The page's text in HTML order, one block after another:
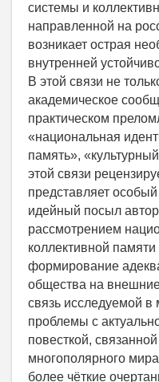
системы и
направленной на
возникает острая
внутренней
В этой связи не
академическое
практическом
«национальная
память»,
этой связи
представляет
идейный посыл
рассмотрением
коллективной
формирование
общества на
связь исследуемой в
проблемы с
повесткой,
многополярного
более чёткие